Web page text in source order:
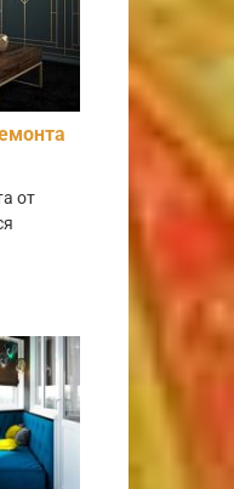
от